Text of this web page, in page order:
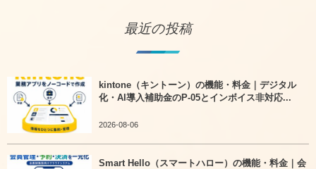
最近の投稿
kintone（キントーン）の機能・料金｜デジタル
化・AI導入補助金のP-05とインボイス非対応...
2026-08-06
Smart Hello（スマートハロー）の機能・料金｜会